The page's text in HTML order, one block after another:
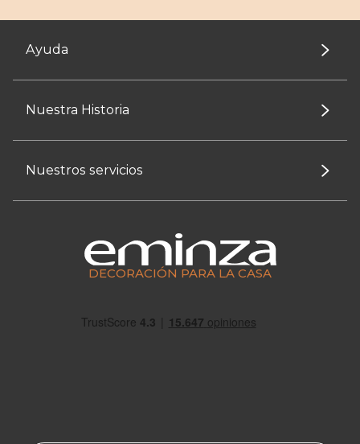
Ayuda
Nuestra Historia
Nuestros servicios
DECORACIÓN PARA LA CASA